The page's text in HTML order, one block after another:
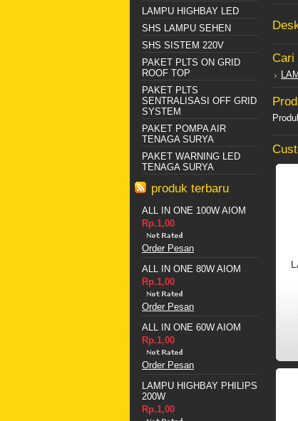
LAMPU HIGHBAY LED
SHS LAMPU SEHEN
SHS SISTEM 220V
PAKET PLTS ON GRID
ROOF TOP
PAKET PLTS
SENTRALISASI OFF GRID
SYSTEM
PAKET POMPA AIR
TENAGA SURYA
PAKET WARNING LED
TENAGA SURYA
produk terbaru
ALL IN ONE 100W AIOM
Rp.1,00
Order Pesan
ALL IN ONE 80W AIOM
Rp.1,00
Order Pesan
ALL IN ONE 60W AIOM
Rp.1,00
Order Pesan
LAMPU HIGHBAY PHILIPS
200W
Rp.1,00
Cari